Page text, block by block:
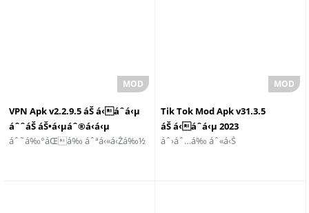
VPN Apk v2.2.9.5 áŠ á‹áˆ­á‹µ
áˆˆáŠ áŠ•á‹µáˆ®á‹­á‹µ
áˆ˜á‰°áŒá‰ áˆªá‹«á‹Žá‰½
Tik Tok Mod Apk v31.3.5
áŠ á‹áˆ­á‹µ 2023
áˆ›áˆ…á‰ áˆ«á‹Š